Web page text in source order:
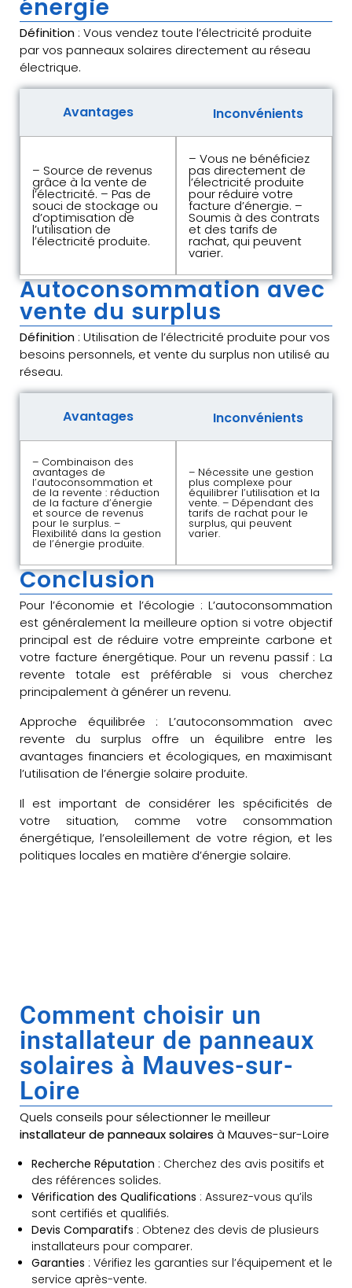
énergie
Définition : Vous vendez toute l’électricité produite
par vos panneaux solaires directement au réseau
électrique.
Avantages Inconvénients
– Source de revenus
grâce à la vente de
l’électricité. – Pas de
souci de stockage ou
d’optimisation de
l’utilisation de
l’électricité produite.
– Vous ne bénéficiez
pas directement de
l’électricité produite
pour réduire votre
facture d’énergie. –
Soumis à des contrats
et des tarifs de
rachat, qui peuvent
varier.
Autoconsommation avec
vente du surplus
Définition : Utilisation de l’électricité produite pour vos
besoins personnels, et vente du surplus non utilisé au
réseau.
Avantages Inconvénients
– Combinaison des
avantages de
l’autoconsommation et
de la revente : réduction
de la facture d’énergie
et source de revenus
pour le surplus. –
Flexibilité dans la gestion
de l’énergie produite.
– Nécessite une gestion
plus complexe pour
équilibrer l’utilisation et la
vente. – Dépendant des
tarifs de rachat pour le
surplus, qui peuvent
varier.
Conclusion
Pour l’économie et l’écologie : L’autoconsommation
est généralement la meilleure option si votre objectif
principal est de réduire votre empreinte carbone et
votre facture énergétique. Pour un revenu passif : La
revente totale est préférable si vous cherchez
principalement à générer un revenu.
Approche équilibrée : L’autoconsommation avec
revente du surplus offre un équilibre entre les
avantages financiers et écologiques, en maximisant
l’utilisation de l’énergie solaire produite.
Il est important de considérer les spécificités de
votre situation, comme votre consommation
énergétique, l’ensoleillement de votre région, et les
politiques locales en matière d’énergie solaire.
Comment choisir un
installateur de panneaux
solaires à Mauves-sur-
Loire
Quels conseils pour sélectionner le meilleur
installateur de panneaux solaires à Mauves-sur-Loire
Recherche Réputation : Cherchez des avis positifs et
des références solides.
Vérification des Qualifications : Assurez-vous qu’ils
sont certifiés et qualifiés.
Devis Comparatifs : Obtenez des devis de plusieurs
installateurs pour comparer.
Garanties : Vérifiez les garanties sur l’équipement et le
service après-vente.